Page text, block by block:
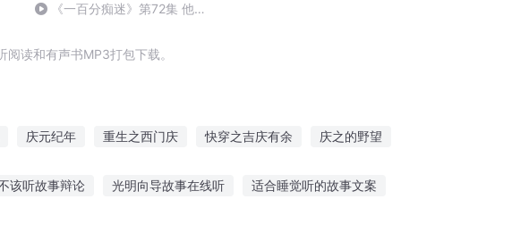
《一百分痴迷》第72集 他的
读和有声书MP3打包下载。
庆元纪年 重生之西门庆 快穿之吉庆有余 庆之的野望
该听故事辩论 光明向导故事在线听 适合睡觉听的故事文案